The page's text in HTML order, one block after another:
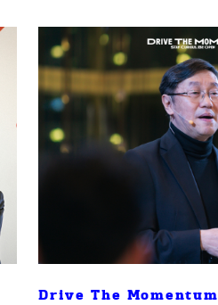
Drive The Momentum